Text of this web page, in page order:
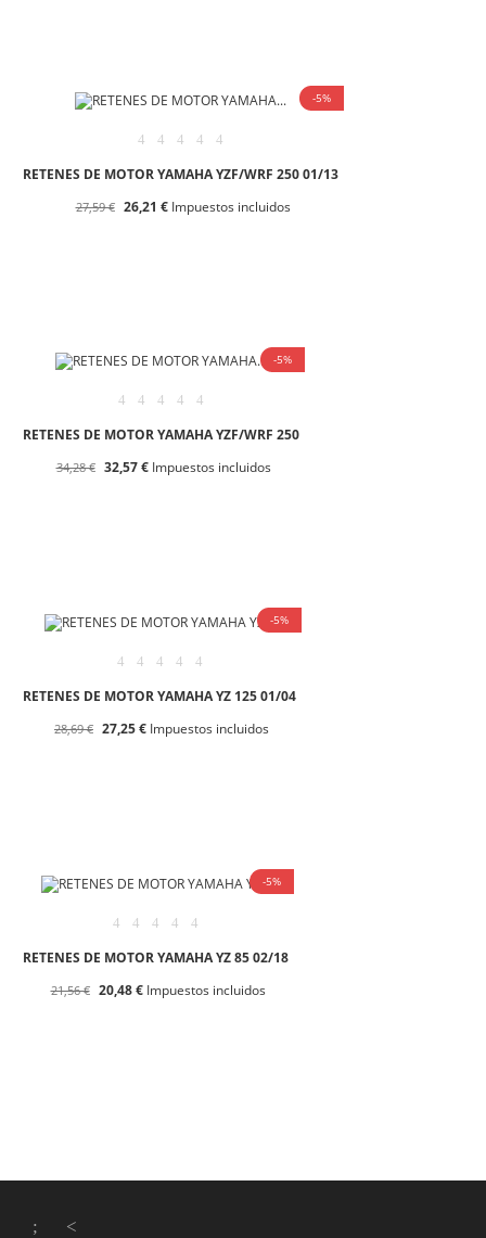
-5%
RETENES DE MOTOR YAMAHA YZF/WRF 250 01/13
27,59 € 26,21 €Impuestos incluidos
-5%
RETENES DE MOTOR YAMAHA YZF/WRF 250
34,28 € 32,57 €Impuestos incluidos
-5%
RETENES DE MOTOR YAMAHA YZ 125 01/04
28,69 € 27,25 € Impuestos incluidos
-5%
RETENES DE MOTOR YAMAHA YZ 85 02/18
21,56 € 20,48 €Impuestos incluidos